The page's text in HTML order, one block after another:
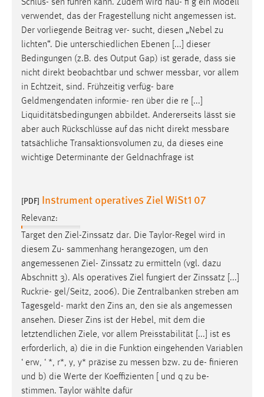
Schlüs- sen führen kann. Zudem wird häu- fi g ein Modell
verwendet, das der Fragestellung nicht angemessen ist.
Der vorliegende Beitrag ver- sucht, diesen „Nebel zu
lichten“. Die unterschiedlichen Ebenen [...] dieser
Bedingungen (z.B. des Output Gap) ist gerade, dass sie
nicht direkt beobachtbar und schwer messbar, vor allem
in Echtzeit, sind. Frühzeitig verfüg- bare
Geldmengendaten informie- ren über die re [...]
Liquiditätsbedingungen abbildet. Andererseits lässt sie
aber auch Rückschlüsse auf das nicht direkt messbare
tatsächliche Transaktionsvolumen zu, da dieses eine
wichtige Determinante der Geldnachfrage ist
[PDF] Instrument operatives Ziel WiSt1 07
Relevanz:
Target den Ziel-Zinssatz dar. Die Taylor-Regel wird in
diesem Zu- sammenhang herangezogen, um den
angemessenen Ziel- Zinssatz zu ermitteln (vgl. dazu
Abschnitt 3). Als operatives Ziel fungiert der Zinssatz [...]
Ruckrie- gel/Seitz, 2006). Die Zentralbanken streben am
Tagesgeld- markt den Zins an, den sie als angemessen
ansehen. Dieser Zins ist der Hebel, mit dem die
letztendlichen Ziele, vor allem Preisstabilität [...] ist es
erforderlich, a) die in die Funktion eingehenden Variablen
‘ erw, ‘ *, r*, y, y* präzise zu messen bzw. zu de- finieren
und b) die Werte der Koeffizienten [ und q zu be-
stimmen. Taylor wählte dafür
Performance
Name:
Zweck:
Für performante Seitenauslieferung wird in diesem Cookie
gespeichert, ob man eingeloggt ist.
Sprachpräferenz
site-language-preference
Zweck:
Das Cookie speichert die gewählte Sprache der Website.
Cookie Laufzeit:
30 Tage
Chat
Name:
MibewSessionID, MIBEW_UserID, mibew_locale, mibew-
chat-frame-style-5e9dbeb1811c0446
Zweck:
Wird benötigt um die Chatfunktion nutzen zu können.